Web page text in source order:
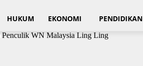
HUKUM EKONOMI PENDIDIKAN
Penculik WN Malaysia Ling Ling